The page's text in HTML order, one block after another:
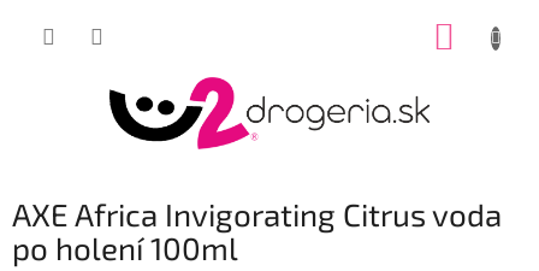
AXE Africa Invigorating Citrus voda
po holení 100ml